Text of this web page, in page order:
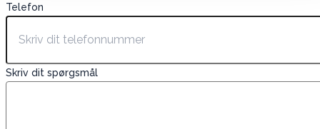
Telefon
Skriv dit spørgsmål